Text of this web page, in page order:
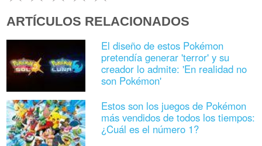
ARTÍCULOS RELACIONADOS
El diseño de estos Pokémon
pretendía generar 'terror' y su
creador lo admite: 'En realidad no
son Pokémon'
Estos son los juegos de Pokémon
más vendidos de todos los tiempos:
¿Cuál es el número 1?